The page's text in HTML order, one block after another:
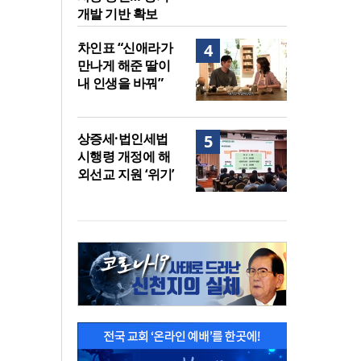
개발 기반 확보
4
차인표 “신애라가
만나게 해준 딸이
내 인생을 바꿔”
5
상증세·법인세법
시행령 개정에 해
외선교 지원 ‘위기’